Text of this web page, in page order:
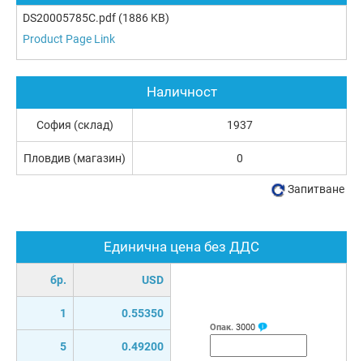
DS20005785C.pdf (1886 KB)
Product Page Link
Единична цена без ДДС
бр. USD
1 0.55350
5 0.49200
Опак. 3000
Наличност
София (склад) 1937
Пловдив (магазин) 0
Запитване